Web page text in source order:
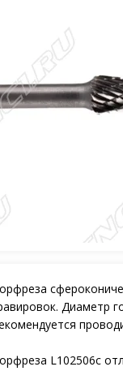
Диаметр
L102506c